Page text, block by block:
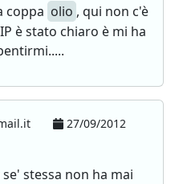
coppa olio , qui non c'è
è stato chiaro è mi ha
27/09/2012
stessa non ha mai